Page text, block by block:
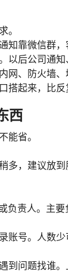
。
知靠微信群
以后公司通
网、防火墙
搭起来，比反
西
能省。
多，建议放
负责人。主
账号。人数
到问题找谁。